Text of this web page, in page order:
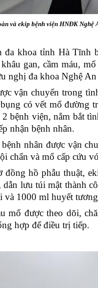
và ekip bệnh viện HNĐK
đa khoa tỉnh Hà Tĩnh
gan, cầm máu,
nghị đa khoa Nghệ
vận chuyển trong
có vết mổ đường
bệnh viện, nắm bắt
nhận bệnh nhân.
nhân được vận
chẩn và mổ cấp cứu
đồng hồ phẫu thuật,
dẫn lưu túi mật thành
và 1000 ml huyết
mổ được theo dõi,
hợp để điều trị tiếp.